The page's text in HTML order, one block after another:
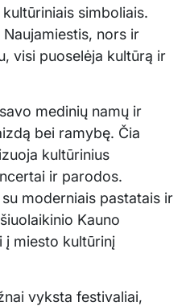
simboliais.
nors ir
visi puoselėja kultūrą ir
medinių namų ir
bei ramybę. Čia
kultūrinius
ir parodos.
moderniais pastatais ir
Kauno
į miesto kultūrinį
vyksta festivaliai,